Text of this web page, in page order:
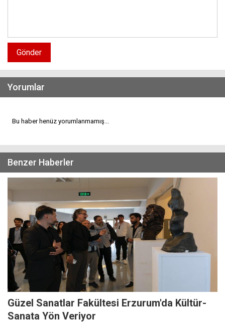
Gönder
Yorumlar
Bu haber henüz yorumlanmamış...
Benzer Haberler
Güzel Sanatlar Fakültesi Erzurum'da Kültür-
Sanata Yön Veriyor